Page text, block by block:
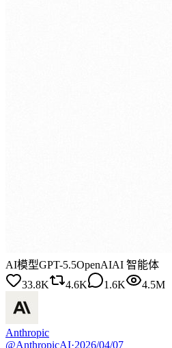
AI模型GPT-5.5OpenAIAI 智能体
33.8K
4.6K 1.6K 4.5M
Anthropic
@AnthropicAI·2026/04/07